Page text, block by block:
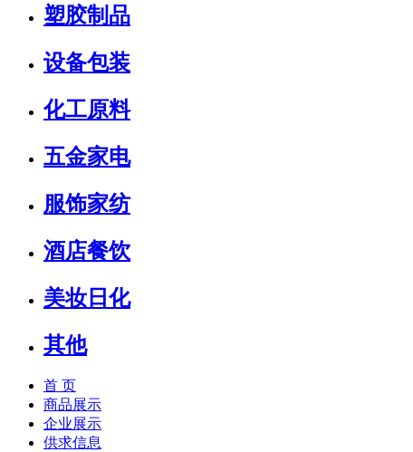
塑胶制品
设备包装
化工原料
五金家电
服饰家纺
酒店餐饮
美妆日化
其他
首 页
商品展示
企业展示
供求信息